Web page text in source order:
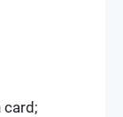
card;